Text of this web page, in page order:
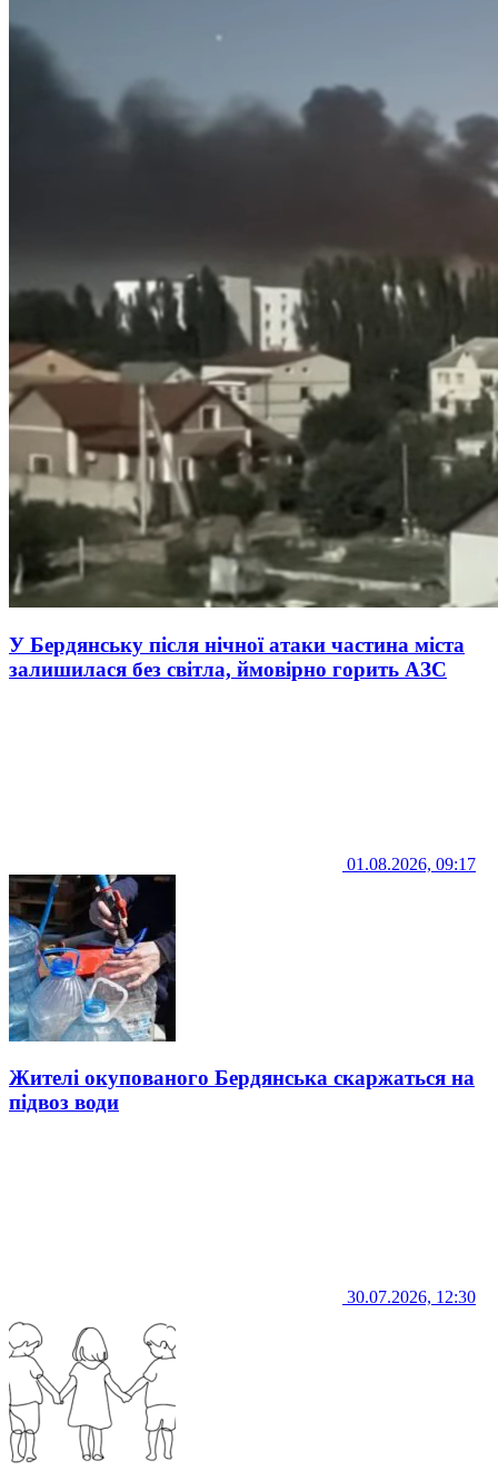
У Бердянську після нічної атаки частина міста
залишилася без світла, ймовірно горить АЗС
01.08.2026, 09:17
Жителі окупованого Бердянська скаржаться на
підвоз води
30.07.2026, 12:30